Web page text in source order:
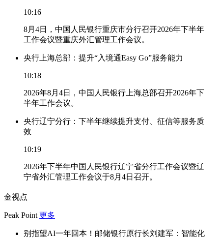
10:16
8月4日，中国人民银行重庆市分行召开2026年下半年
工作会议暨重庆外汇管理工作会议。
央行上海总部：提升“入境通Easy Go”服务能力
10:18
2026年8月4日，中国人民银行上海总部召开2026年下
半年工作会议。
央行辽宁分行：下半年继续提升支付、征信等服务质
效
10:19
2026年下半年中国人民银行辽宁省分行工作会议暨辽
宁省外汇管理工作会议于8月4日召开。
金视点
Peak Point 更多
别指望AI一年回本！邮储银行原行长刘建军：智能化